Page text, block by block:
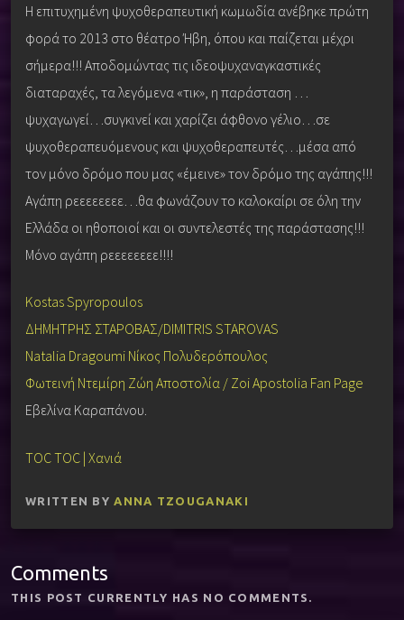
Η επιτυχημένη ψυχοθεραπευτική κωμωδία ανέβηκε πρώτη
φορά το 2013 στο θέατρο Ήβη, όπου και παίζεται μέχρι
σήμερα!!! Αποδομώντας τις ιδεοψυχαναγκαστικές
διαταραχές, τα λεγόμενα «τικ», η παράσταση …
ψυχαγωγεί…συγκινεί και χαρίζει άφθονο γέλιο…σε
ψυχοθεραπευόμενους και ψυχοθεραπευτές…μέσα από
τον μόνο δρόμο που μας «έμεινε» τον δρόμο της αγάπης!!!
Αγάπη ρεεεεεεεε…θα φωνάζουν το καλοκαίρι σε όλη την
Ελλάδα οι ηθοποιοί και οι συντελεστές της παράστασης!!!
Μόνο αγάπη ρεεεεεεεε!!!!
Kostas Spyropoulos
ΔΗΜΗΤΡΗΣ ΣΤΑΡΟΒΑΣ/DIMITRIS STAROVAS
Natalia Dragoumi Νίκος Πολυδερόπουλος
Φωτεινή Ντεμίρη Ζώη Αποστολία / Zoi Apostolia Fan Page
Εβελίνα Καραπάνου.
TOC TOC | Χανιά
WRITTEN BYANNA TZOUGANAKI
Comments
THIS POST CURRENTLY HAS NO COMMENTS.